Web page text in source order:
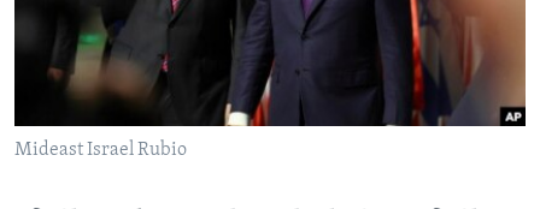
Languages
Mideast Israel Rubio